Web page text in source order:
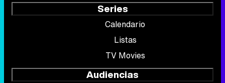
Series
Calendario
Listas
TV Movies
Audiencias